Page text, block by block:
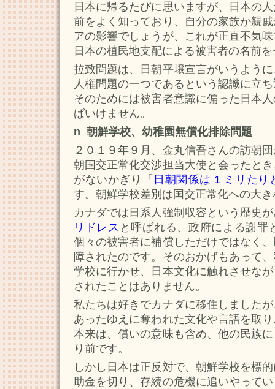
日本に帰るたびに思いますが、日本の
前をよく知っており、自分の家族か親
アの影響でしょうが、これが正直不気
日本の植民地支配による被害者の名前
拉致問題は、日朝平壌宣言がいうよう
人権問題の一つであるという認識に立
そのためには被害者意識に偏った日本
ばいけません。
n 朝鮮学校、幼稚園無償化排除問題
２０１９年９月、金丸信吾さんの訪朝
朝国交正常化交渉担当大使と会ったと
がないかぎり「 日朝関係は 1 ミリたり
す。朝鮮学校差別は国交正常化への大
カナダでは日系人強制収容という歴史
リドレス と呼ばれる、政府による謝
個々の被害者に補償しただけではなく
障されたのです。そのおかげもあって
学校に行かせ、日本文化に触れさせな
されたことはありません。
私たちは好きでカナダに移住しました
あったゆえに奪われた文化や言語を取
本来は、償いの意味も含め、他の民族
り前です。
しかし日本は正反対で、朝鮮学校を標
助金を切り、存続の危機に追いやって